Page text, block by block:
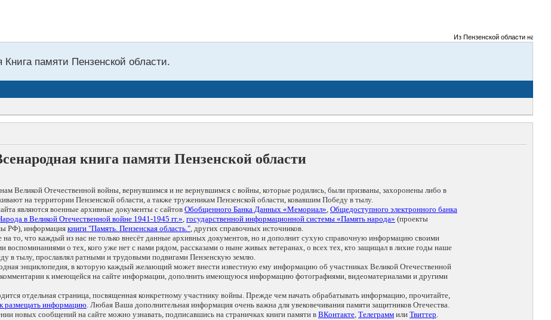
Из Пензенской области на
памяти Пензенской области.
книга памяти Пензенской области
Великой Отечественной войны, вернувшимся и не вернувшимся с войны, которые родились, были призваны, захоронены либо в
на территории Пензенской области, а также труженикам Пензенской области, ковавшим Победу в тылу.
являются военные архивные документы с сайтов Обобщенного Банка Данных «Мемориал», Общедоступного электронного банка
в Великой Отечественной войне 1941-1945 гг.», государственной информационной системы «Память народа» (проекты
РФ), информация книги "Память. Пензенская область.", других справочных источников.
на то, что каждый из нас не только внесёт данные архивных документов, но и дополнит сухую справочную информацию своими
воспоминаниями о тех, кого уже нет с нами рядом, рассказами о ныне живых ветеранах, о всех тех, кто защищал в лихие годы наше
в тылу, прославлял ратными и трудовыми подвигами Пензенскую землю.
энциклопедия, в которую каждый желающий может внести известную ему информацию об участниках Великой Отечественной
к имеющейся на сайте информации, дополнить имеющуюся информацию фотографиями, видеоматериалами и другими
отдельная страница, посвященная конкретному участнику войны. Прежде чем начать обрабатывать информацию, прочитайте,
размещать информацию. Любая Ваша дополнительная информация очень важна для увековечивания памяти защитников Отечества.
новых сообщений на сайте можно узнавать, подписавшись на страничках книги памяти в ВКонтакте, Телеграмм или Твиттер.